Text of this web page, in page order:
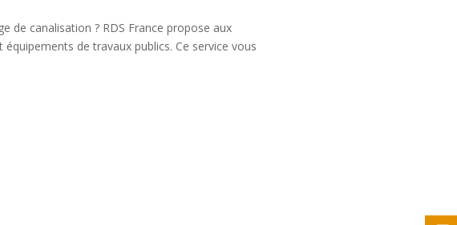
de canalisation ? RDS France propose aux
de travaux publics. Ce service vous